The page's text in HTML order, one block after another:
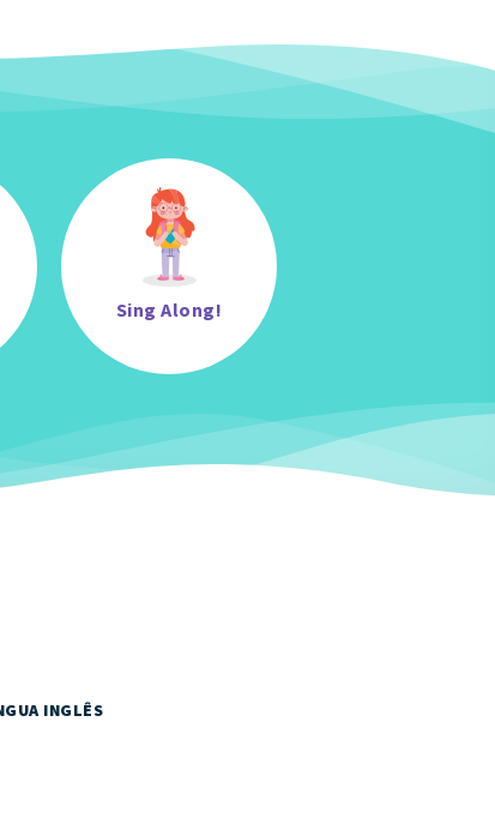
Sing Along!
INGLÊS